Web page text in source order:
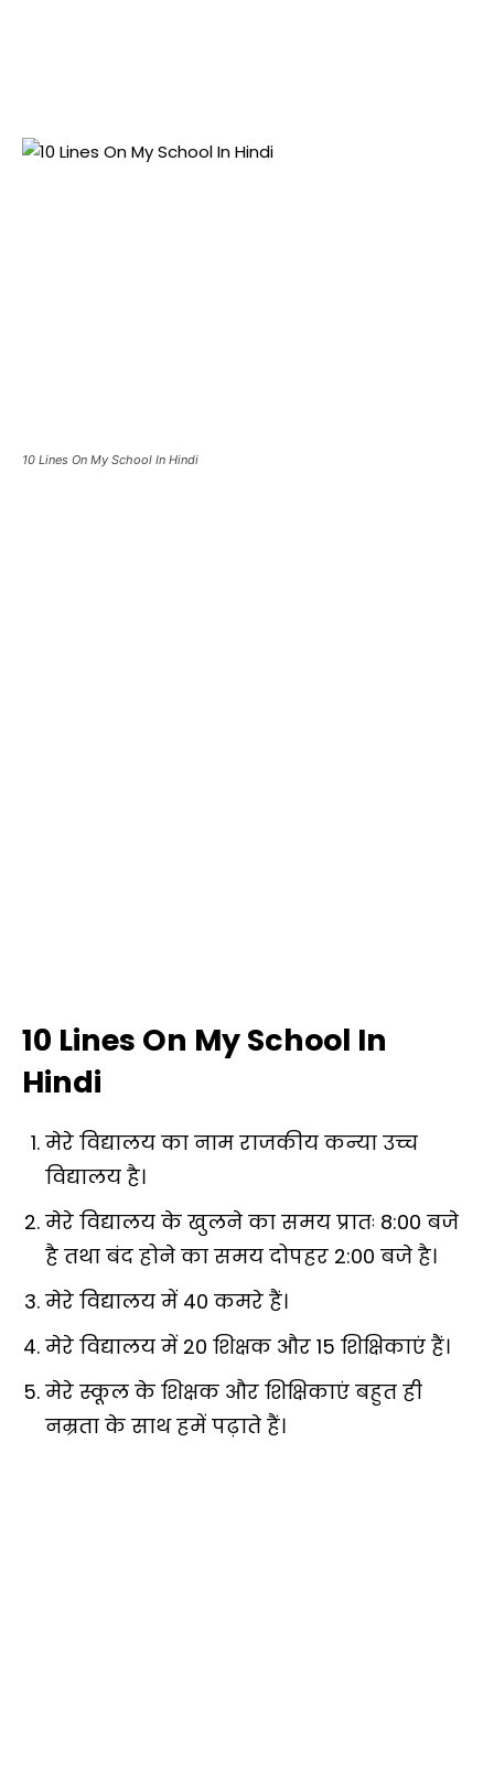
10 Lines On My School In Hindi
10 Lines On My School In
Hindi
मेरे विद्यालय का नाम राजकीय कन्या उच्च
विद्यालय है।
मेरे विद्यालय के खुलने का समय प्रातः 8:00 बजे
है तथा बंद होने का समय दोपहर 2:00 बजे है।
मेरे विद्यालय में 40 कमरे हैं।
मेरे विद्यालय में 20 शिक्षक और 15 शिक्षिकाएं हैं।
मेरे स्कूल के शिक्षक और शिक्षिकाएं बहुत ही
नम्रता के साथ हमें पढ़ाते हैं।